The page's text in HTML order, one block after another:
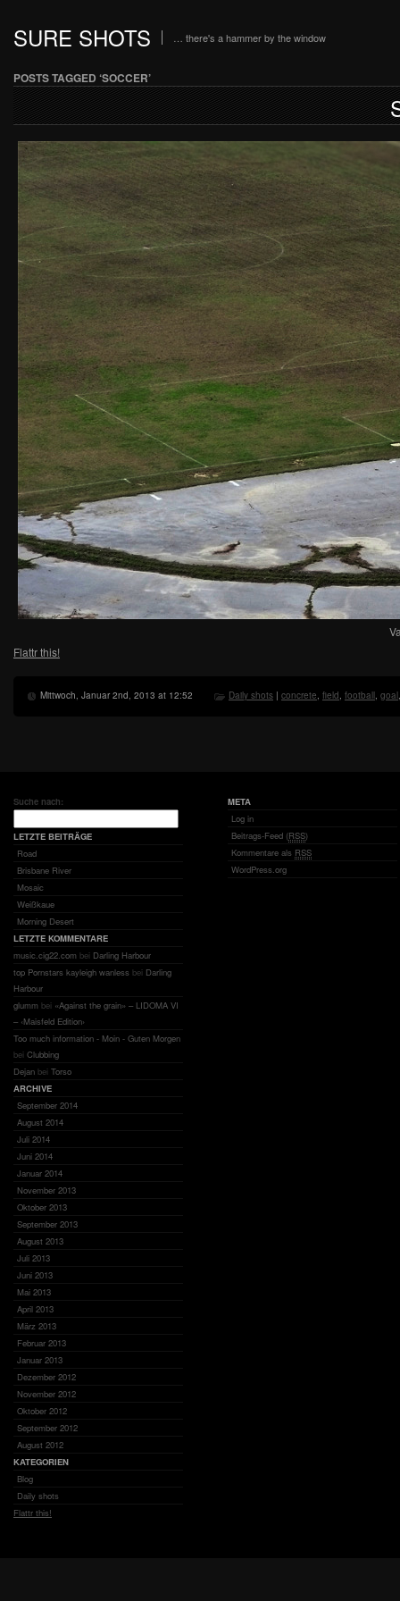
SURE SHOTS … there's a hammer by the window
POSTS TAGGED ‘SOCCER’
Flattr this!
Mittwoch, Januar 2nd, 2013 at 12:52 Daily shots | concrete, field, football, goal
Suche nach:
LETZTE BEITRÄGE
Road
Brisbane River
Mosaic
Weißkaue
Morning Desert
LETZTE KOMMENTARE
music.cig22.com bei Darling Harbour
top Pornstars kayleigh wanless bei Darling
Harbour
glumm bei «Against the grain» – LIDOMA VI
– ‹Maisfeld Edition›
Too much information - Moin - Guten Morgen
bei Clubbing
Dejan bei Torso
ARCHIVE
September 2014
August 2014
Juli 2014
Juni 2014
Januar 2014
November 2013
Oktober 2013
September 2013
August 2013
Juli 2013
Juni 2013
Mai 2013
April 2013
März 2013
Februar 2013
Januar 2013
Dezember 2012
November 2012
Oktober 2012
September 2012
August 2012
KATEGORIEN
Blog
Daily shots
Flattr this!
META
Log in
Beitrags-Feed (RSS)
Kommentare als RSS
WordPress.org